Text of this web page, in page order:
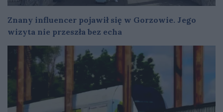
Znany influencer pojawił się w Gorzowie. Jego
wizyta nie przeszła bez echa